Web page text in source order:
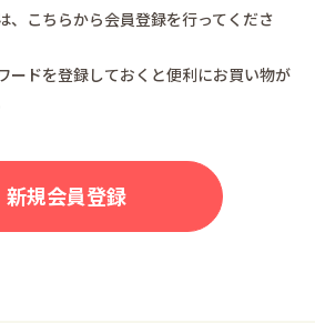
、こちらから会員登録を行ってくださ
ードを登録しておくと便利にお買い物が